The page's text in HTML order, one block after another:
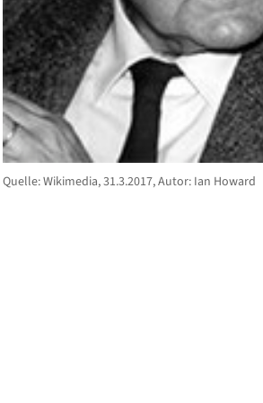
Quelle: Wikimedia, 31.3.2017, Autor: Ian Howard